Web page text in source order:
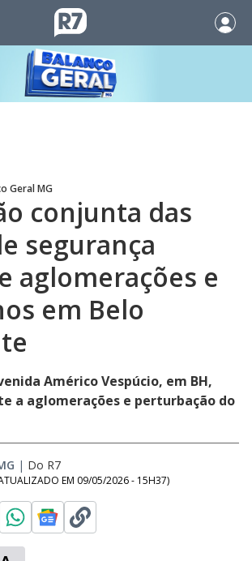
Geral MG
conjunta das
segurança
aglomerações e
em Belo
Américo Vespúcio, em BH,
a aglomerações e perturbação do
| Do R7
EM 09/05/2026 - 15H37)